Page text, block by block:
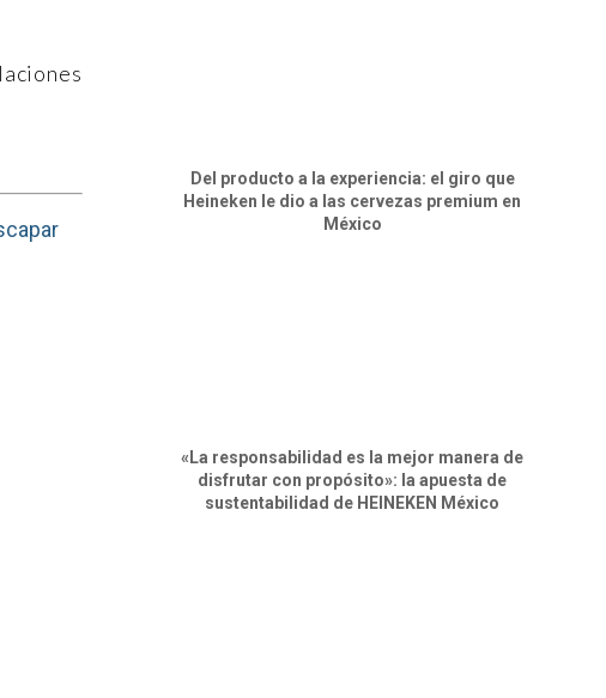
Del producto a la experiencia: el giro que
Heineken le dio a las cervezas premium en
México
«La responsabilidad es la mejor manera de
disfrutar con propósito»: la apuesta de
sustentabilidad de HEINEKEN México